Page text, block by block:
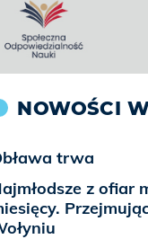
NOWOŚCI
trwa
z ofiar